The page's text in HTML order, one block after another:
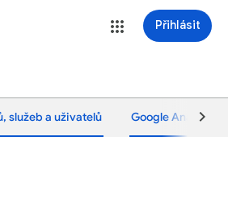
Přihlásit
služeb a uživatelů Google Analytics